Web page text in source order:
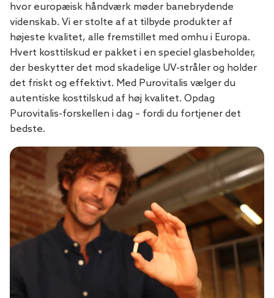
hvor europæisk håndværk møder banebrydende
videnskab. Vi er stolte af at tilbyde produkter af
højeste kvalitet, alle fremstillet med omhu i Europa.
Hvert kosttilskud er pakket i en speciel glasbeholder,
der beskytter det mod skadelige UV-stråler og holder
det friskt og effektivt. Med Purovitalis vælger du
autentiske kosttilskud af høj kvalitet. Opdag
Purovitalis-forskellen i dag – fordi du fortjener det
bedste.